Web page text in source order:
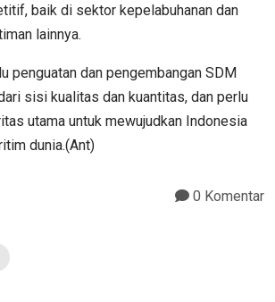
baik di sektor kepelabuhanan dan
lainnya.
penguatan dan pengembangan SDM
sisi kualitas dan kuantitas, dan perlu
utama untuk mewujudkan Indonesia
dunia.(Ant)
0 Komentar